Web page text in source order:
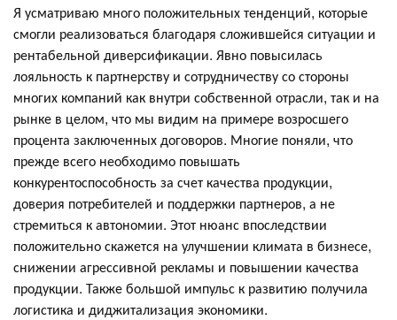
Я усматриваю много положительных тенденций, которые
смогли реализоваться благодаря сложившейся ситуации и
рентабельной диверсификации. Явно повысилась
лояльность к партнерству и сотрудничеству со стороны
многих компаний как внутри собственной отрасли, так и на
рынке в целом, что мы видим на примере возросшего
процента заключенных договоров. Многие поняли, что
прежде всего необходимо повышать
конкурентоспособность за счет качества продукции,
доверия потребителей и поддержки партнеров, а не
стремиться к автономии. Этот нюанс впоследствии
положительно скажется на улучшении климата в бизнесе,
снижении агрессивной рекламы и повышении качества
продукции. Также большой импульс к развитию получила
логистика и диджитализация экономики.